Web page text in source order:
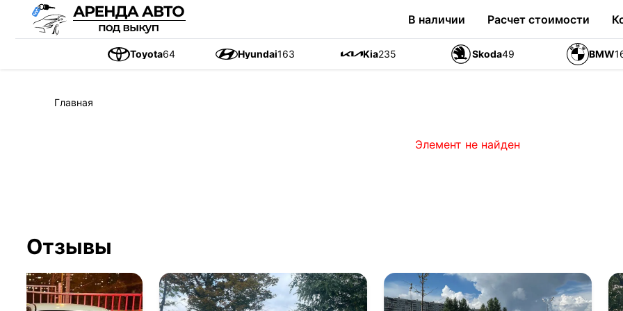
В наличии Расчет стоимости
Toyota64 Hyundai163 Kia235 Skoda49 BMW
Главная
Элемент не найден
Отзывы